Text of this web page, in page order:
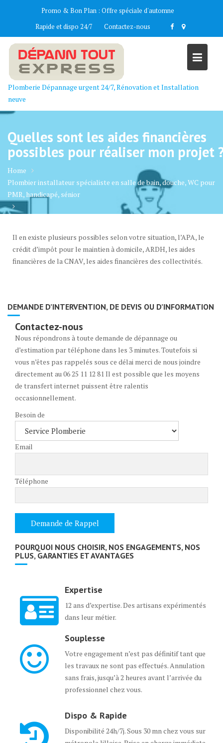
Promo & Bon Plan : Offre spéciale d'automne
Rapide et dispo 24/7
Contactez-nous
Plomberie Dépannage urgent 24/7, Rénovation et Installation
neuve
Quelles sont les aides financières
possibles pour réaliser mon projet
Home
Plombier installateur spécialiste en salle de bain, douche, WC pour
PMR, handicapé, sénior
Il en existe plusieurs possibles selon votre situation, l’APA, le
crédit d’impôt pour le maintien à domicile, ARDH, les aides
financières de la CNAV, les aides financières des collectivités.
DEMANDE D’INTERVENTION, DE DEVIS OU D’INFORMATION
Contactez-nous
Nous répondrons à toute demande de dépannage ou
d’estimation par téléphone dans les 3 minutes. Toutefois si
vous n’êtes pas rappelés sous ce délai merci de nous joindre
directement au 06 25 11 12 81 Il est possible que les moyens
de transfert internet puissent être ralentis
occasionnellement.
Besoin de
Email
Téléphone
POURQUOI NOUS CHOISIR, NOS ENGAGEMENTS, NOS
PLUS, GARANTIES ET AVANTAGES
Expertise
12 ans d’expertise. Des artisans expérimentés
dans leur métier.
Souplesse
Votre engagement n’est pas définitif tant que
les travaux ne sont pas effectués. Annulation
sans frais, jusqu’à 2 heures avant l’arrivée du
professionnel chez vous.
Dispo & Rapide
Disponibilité 24h/7j. Sous 30 mn chez vous sur